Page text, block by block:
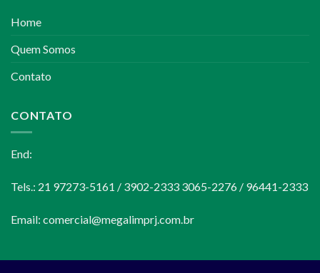
Home
Quem Somos
Contato
CONTATO
End:
Tels.: 21 97273-5161 / 3902-2333 3065-2276 / 96441-2333
Email: comercial@megalimprj.com.br